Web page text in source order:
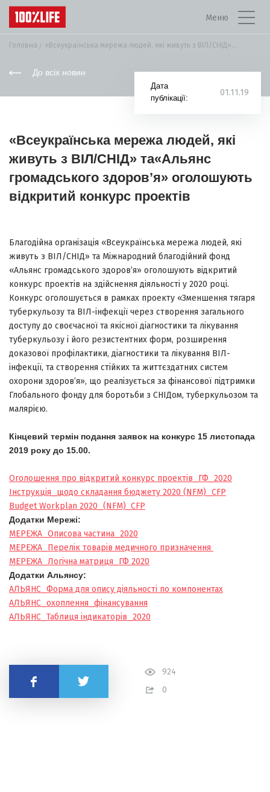
Меню
Головна «Всеукраїнська мережа людей, які живуть з ВІЛ/СНІД»...
До всіх новин
Дата
публікації:
01.11.19
«Всеукраїнська мережа людей, які
живуть з ВІЛ/СНІД» та«Альянс
громадського здоров’я» оголошують
відкритий конкурс проектів
Благодійна організація «Всеукраїнська мережа людей, які
живуть з ВІЛ/СНІД» та Міжнародний благодійний фонд
«Альянс громадського здоров’я» оголошують відкритий
конкурс проектів на здійснення діяльності у 2020 році.
Конкурс оголошується в рамках проекту «Зменшення тягаря
туберкульозу та ВІЛ-інфекції через створення загального
доступу до своєчасної та якісної діагностики та лікування
туберкульозу і його резистентних форм, розширення
доказової профілактики, діагностики та лікування ВІЛ-
інфекції, та створення стійких та життєздатних систем
охорони здоров’я», що реалізується за фінансової підтримки
Глобального фонду для боротьби з СНІДом, туберкульозом та
малярією.
Кінцевий термін подання заявок на конкурс 15 листопада
2019 року до 15.00.
Оголошення про відкритий конкурс проектів_ГФ_2020
Інструкція_щодо складання бюджету 2020 (NFM)_CFP
Budget Workplan 2020_(NFM)_CFP
Додатки Мережі:
МЕРЕЖА_Описова частина_2020
МЕРЕЖА_Перелік товарів медичного призначення
МЕРЕЖА_Логічна матриця_ГФ 2020
Додатки Альянсу:
АЛЬЯНС_Форма для опису діяльності по компонентах
АЛЬЯНС_охоплення_фінансування
АЛЬЯНС_Таблиця індикаторів_2020
924
0
Поділитись